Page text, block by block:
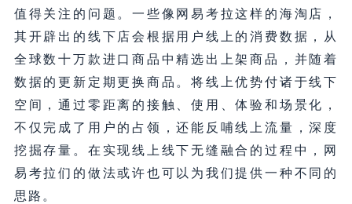
值得关注的问题。一些像网易考拉这样的海淘店，
其开辟出的线下店会根据用户线上的消费数据，从
全球数十万款进口商品中精选出上架商品，并随着
数据的更新定期更换商品。将线上优势付诸于线下
空间，通过零距离的接触、使用、体验和场景化，
不仅完成了用户的占领，还能反哺线上流量，深度
挖掘存量。在实现线上线下无缝融合的过程中，网
易考拉们的做法或许也可以为我们提供一种不同的
思路。